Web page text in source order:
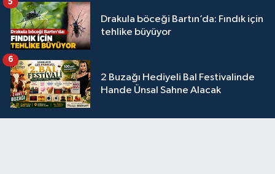
Drakula böceği Bartın’da: Fındık için
tehlike büyüyor
2 Buzağı Hediyeli Bal Festivalinde
Hande Ünsal Sahne Alacak
6